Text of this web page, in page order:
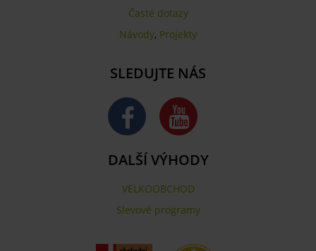
Časté dotazy
Návody, Projekty
SLEDUJTE NÁS
DALŠÍ VÝHODY
VELKOOBCHOD
Slevové programy